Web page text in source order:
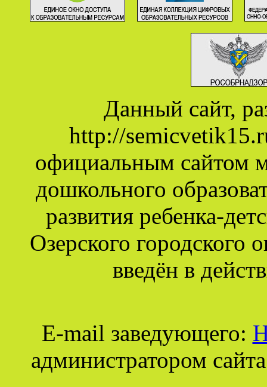
Данный сайт,
http://
официальным сайтом
дошкольного
развития ребенка-
Озерского городского
введён в
E-mail заведующего:
администратором